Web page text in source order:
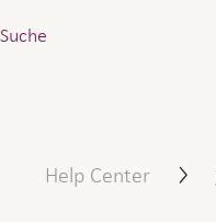
Suche
Help Center